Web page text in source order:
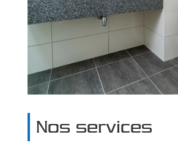
Nos services